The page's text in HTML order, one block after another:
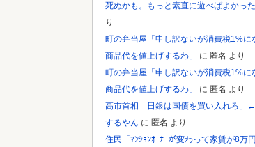
死ぬかも。もっと素直に遊べばよかった
り
町の弁当屋「申し訳ないが消費税1%に
商品代を値上げするわ」
に 匿名 より
町の弁当屋「申し訳ないが消費税1%に
商品代を値上げするわ」
に 匿名 より
高市首相「日銀は国債を買い入れろ」
するやん に 匿名 より
住民「ﾏﾝｼｮﾝｵｰﾅｰが変わって家賃が8万